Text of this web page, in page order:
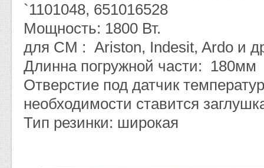
`1101048, 651016528
Мощность: 1800 Вт.
для СМ : Ariston, Indesit, Ardo и
Длинна погружной части: 180мм
Отверстие под датчик
необходимости ставится
Тип резинки: широкая